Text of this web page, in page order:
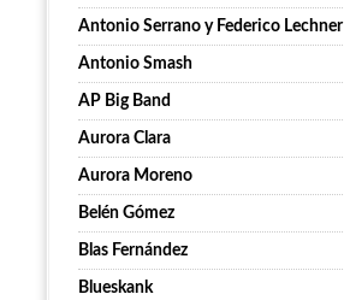
Antonio Serrano y Federico Lechner
Antonio Smash
AP Big Band
Aurora Clara
Aurora Moreno
Belén Gómez
Blas Fernández
Blueskank